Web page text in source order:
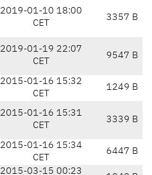
2019-01-10 18:00
CET
3357 B
2019-01-19 22:07
CET
9547 B
2015-01-16 15:32
CET
1249 B
2015-01-16 15:31
CET
3339 B
2015-01-16 15:34
CET
6447 B
2015-03-15 00:23